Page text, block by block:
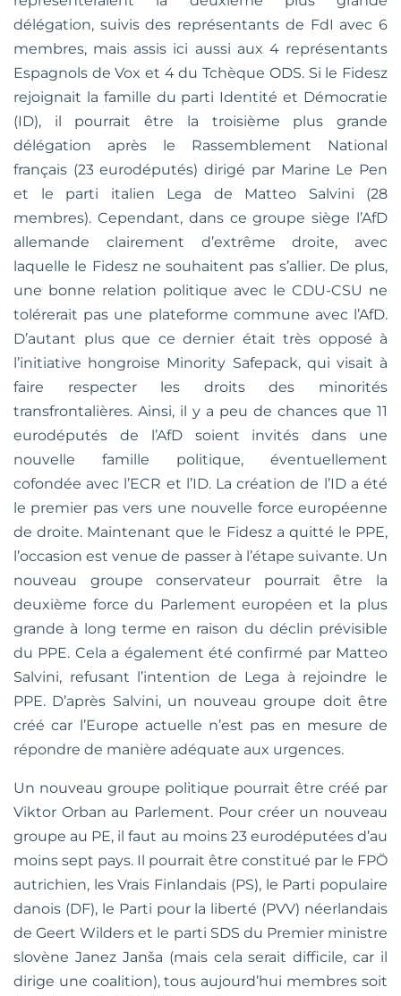
délégation, suivis des représentants de FdI avec 6
membres, mais assis ici aussi aux 4 représentants
Espagnols de Vox et 4 du Tchèque ODS. Si le Fidesz
rejoignait la famille du parti Identité et Démocratie
(ID), il pourrait être la troisième plus grande
délégation après le Rassemblement National
français (23 eurodéputés) dirigé par Marine Le Pen
et le parti italien Lega de Matteo Salvini (28
membres). Cependant, dans ce groupe siège l’AfD
allemande clairement d’extrême droite, avec
laquelle le Fidesz ne souhaitent pas s’allier. De plus,
une bonne relation politique avec le CDU-CSU ne
tolérerait pas une plateforme commune avec l’AfD.
D’autant plus que ce dernier était très opposé à
l’initiative hongroise Minority Safepack, qui visait à
faire respecter les droits des minorités
transfrontalières. Ainsi, il y a peu de chances que 11
eurodéputés de l’AfD soient invités dans une
nouvelle famille politique, éventuellement
cofondée avec l’ECR et l’ID. La création de l’ID a été
le premier pas vers une nouvelle force européenne
de droite. Maintenant que le Fidesz a quitté le PPE,
l’occasion est venue de passer à l’étape suivante. Un
nouveau groupe conservateur pourrait être la
deuxième force du Parlement européen et la plus
grande à long terme en raison du déclin prévisible
du PPE. Cela a également été confirmé par Matteo
Salvini, refusant l’intention de Lega à rejoindre le
PPE. D’après Salvini, un nouveau groupe doit être
créé car l’Europe actuelle n’est pas en mesure de
répondre de manière adéquate aux urgences.
Un nouveau groupe politique pourrait être créé par
Viktor Orban au Parlement. Pour créer un nouveau
groupe au PE, il faut au moins 23 eurodéputées d’au
moins sept pays. Il pourrait être constitué par le FPÖ
autrichien, les Vrais Finlandais (PS), le Parti populaire
danois (DF), le Parti pour la liberté (PVV) néerlandais
de Geert Wilders et le parti SDS du Premier ministre
slovène Janez Janša (mais cela serait difficile, car il
dirige une coalition), tous aujourd’hui membres soit